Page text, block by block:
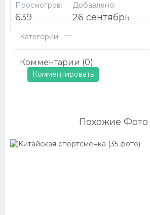
Просмотров:
639
Добавлено:
26 сентябрь
Категории: ---
Комментарии (0)
Комментировать
Похожие Фото